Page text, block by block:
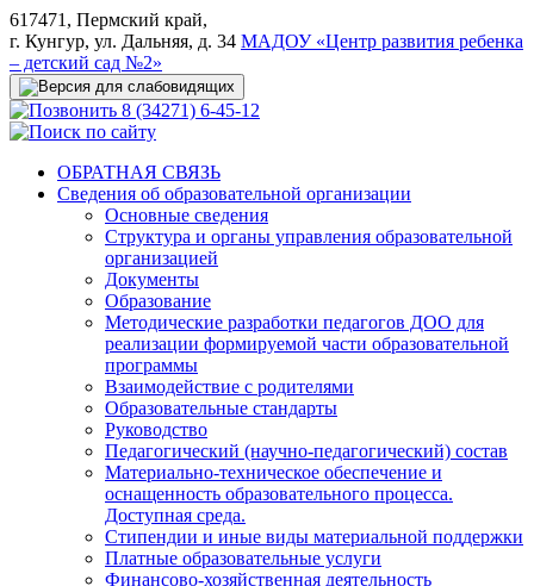
617471, Пермский край,
г. Кунгур, ул. Дальняя, д. 34 МАДОУ «Центр развития ребенка
– детский сад №2»
8 (34271) 6-45-12
ОБРАТНАЯ СВЯЗЬ
Сведения об образовательной организации
Основные сведения
Структура и органы управления образовательной
организацией
Документы
Образование
Методические разработки педагогов ДОО для
реализации формируемой части образовательной
программы
Взаимодействие с родителями
Образовательные стандарты
Руководство
Педагогический (научно-педагогический) состав
Материально-техническое обеспечение и
оснащенность образовательного процесса.
Доступная среда.
Стипендии и иные виды материальной поддержки
Платные образовательные услуги
Финансово-хозяйственная деятельность